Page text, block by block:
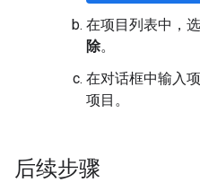
在项目列表中，
除。
在对话框中输入
项目。
后续步骤